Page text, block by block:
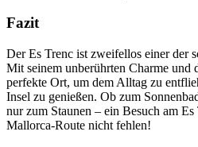
Fazit
Der Es Trenc ist zweifellos einer der
Mit seinem unberührten Charme und
perfekte Ort, um dem Alltag zu
Insel zu genießen. Ob zum
nur zum Staunen – ein Besuch am
Mallorca-Route nicht fehlen!